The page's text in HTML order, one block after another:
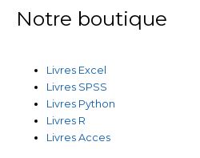
Notre boutique
Livres Excel
Livres SPSS
Livres Python
Livres R
Livres Acces